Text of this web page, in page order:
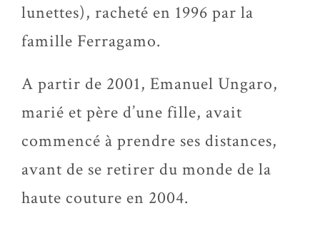
lunettes), racheté en 1996 par la
famille Ferragamo.
A partir de 2001, Emanuel Ungaro,
marié et père d’une fille, avait
commencé à prendre ses distances,
avant de se retirer du monde de la
haute couture en 2004.